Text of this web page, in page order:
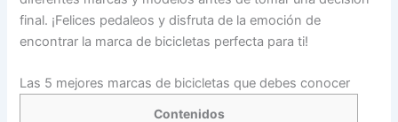
final. ¡Felices pedaleos y disfruta de la emoción de
encontrar la marca de bicicletas perfecta para ti!
Las 5 mejores marcas de bicicletas que debes conocer
Contenidos